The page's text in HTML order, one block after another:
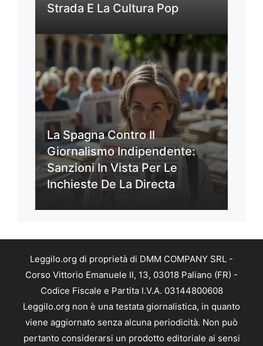
Strada E La Cultura Pop
La Spagna Contro Il
Giornalismo Indipendente:
Sanzioni In Vista Per Le
Inchieste De La Directa
Leggilo.org di proprietà di DMM COMPANY SRL -
Corso Vittorio Emanuele II, 13, 03018 Paliano (FR) -
Codice Fiscale e Partita I.V.A. 03144800608
Leggilo.org non è una testata giornalistica, in quanto
viene aggiornato senza alcuna periodicità. Non può
pertanto considerarsi un prodotto editoriale ai sensi